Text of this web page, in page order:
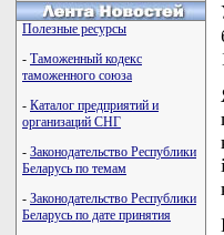
Полезные ресурсы
- Таможенный кодекс
таможенного союза
- Каталог предприятий и
организаций СНГ
- Законодательство Республики
Беларусь по темам
- Законодательство Республики
Беларусь по дате принятия